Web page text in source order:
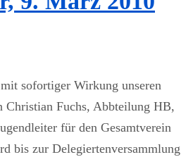
sofortiger Wirkung unseren
Christian Fuchs, Abbteilung HB,
für den Gesamtverein
bis zur Delegiertenversammlung